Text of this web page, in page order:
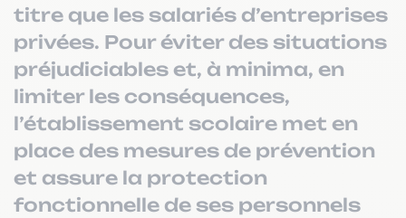
titre que les salariés d’entreprises
privées. Pour éviter des situations
préjudiciables et, à minima, en
limiter les conséquences,
l’établissement scolaire met en
place des mesures de prévention
et assure la protection
fonctionnelle de ses personnels